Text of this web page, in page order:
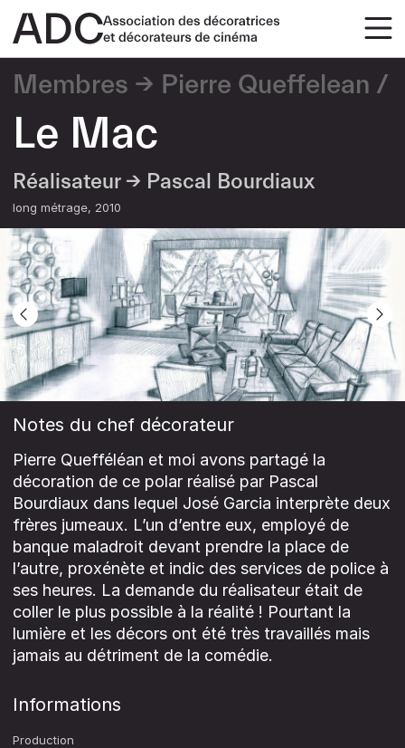
Membres Pierre Queffelean
Le Mac
Réalisateur → Pascal Bourdiaux
long métrage 2010
Notes du chef décorateur
Pierre Quefféléan et moi avons partagé la
décoration de ce polar réalisé par Pascal
Bourdiaux dans lequel José Garcia interprète deux
frères jumeaux. L’un d’entre eux, employé de
banque maladroit devant prendre la place de
l’autre, proxénète et indic des services de police à
ses heures. La demande du réalisateur était de
coller le plus possible à la réalité ! Pourtant la
lumière et les décors ont été très travaillés mais
jamais au détriment de la comédie.
Informations
Production